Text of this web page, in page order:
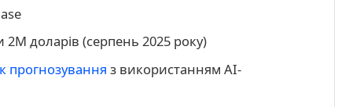
2M доларів (серпень 2025 року)
прогнозування з використанням AI-